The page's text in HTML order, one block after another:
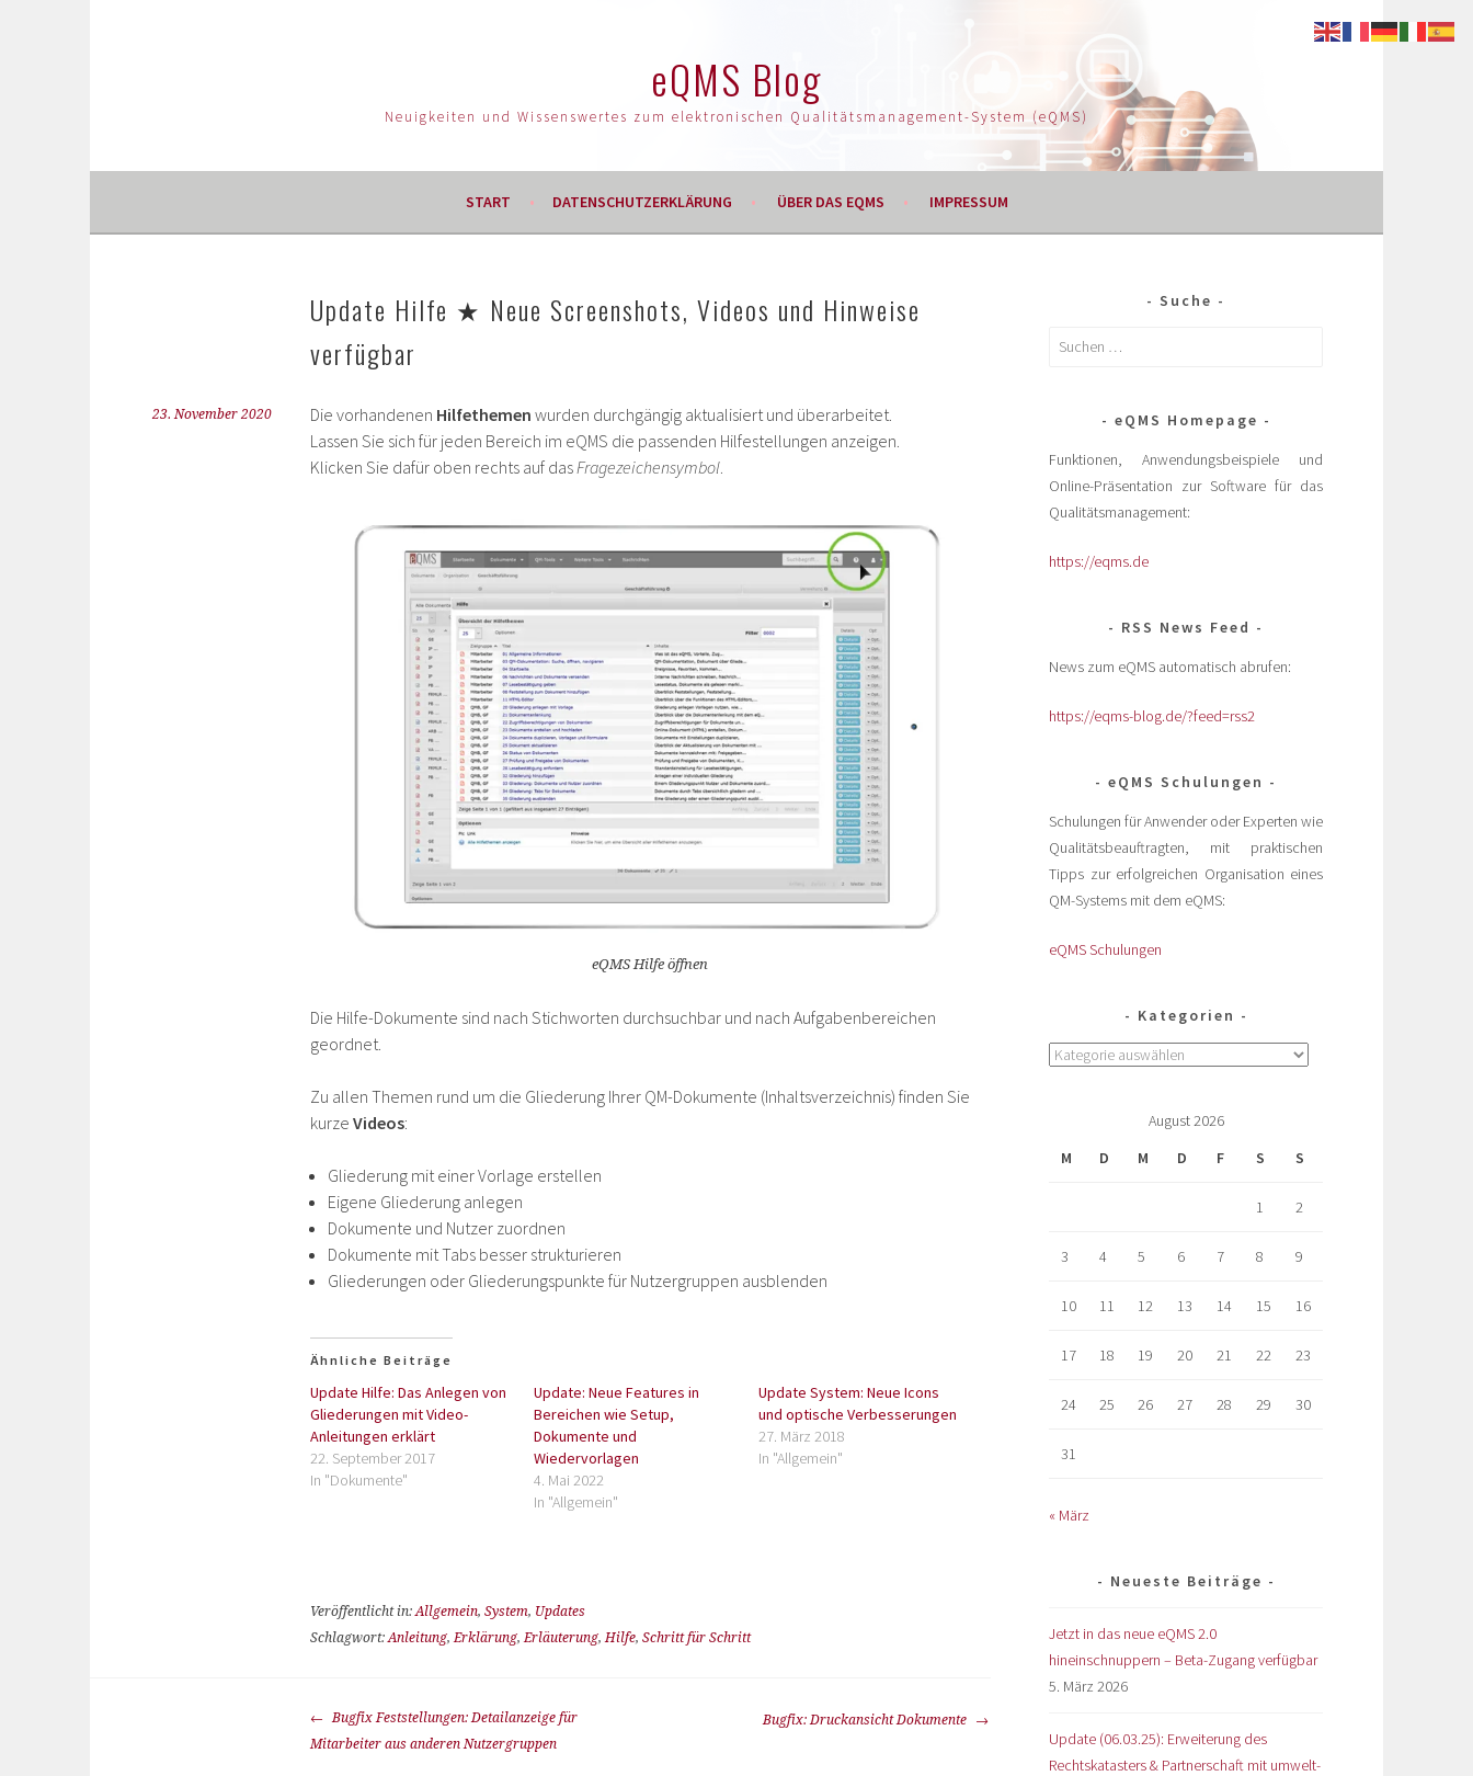
eQMS Blog
Neuigkeiten und Wissenswertes zum elektronischen Qualitätsmanagement-System (eQMS)
START DATENSCHUTZERKLÄRUNG ÜBER DAS EQMS IMPRESSUM
Update Hilfe ★ Neue Screenshots, Videos und Hinweise
verfügbar
23. November 2020 Die vorhandenen Hilfethemen wurden durchgängig aktualisiert und überarbeitet.
Lassen Sie sich für jeden Bereich im eQMS die passenden Hilfestellungen anzeigen.
Klicken Sie dafür oben rechts auf dasFragezeichensymbol.
eQMS Hilfe öffnen
Die Hilfe-Dokumente sind nach Stichworten durchsuchbar und nach Aufgabenbereichen
geordnet.
Zu allen Themen rund um die Gliederung Ihrer QM-Dokumente (Inhaltsverzeichnis) finden Sie
kurze Videos:
Gliederung mit einer Vorlage erstellen
Eigene Gliederung anlegen
Dokumente und Nutzer zuordnen
Dokumente mit Tabs besser strukturieren
Gliederungen oder Gliederungspunkte für Nutzergruppen ausblenden
Ähnliche Beiträge
Update Hilfe: Das Anlegen von
Gliederungen mit Video-
Anleitungen erklärt
22. September 2017
In "Dokumente"
Update: Neue Features in
Bereichen wie Setup,
Dokumente und
Wiedervorlagen
4. Mai 2022
In "Allgemein"
Update System: Neue Icons
und optische Verbesserungen
27. März 2018
In "Allgemein"
Veröffentlicht in:Allgemein, System, Updates
Schlagwort:Anleitung,Erklärung,Erläuterung,Hilfe, Schritt für Schritt
Bugfix Feststellungen: Detailanzeige für
Mitarbeiter aus anderen Nutzergruppen
Bugfix: Druckansicht Dokumente
Suche
eQMS Homepage
Funktionen, Anwendungsbeispiele und
Online-Präsentation zur Software für das
Qualitätsmanagement:
https://eqms.de
RSS News Feed
News zum eQMS automatisch abrufen:
https://eqms-blog.de/?feed=rss2
eQMS Schulungen
Schulungen für Anwender oder Experten wie
Qualitätsbeauftragten, mit praktischen
Tipps zur erfolgreichen Organisation eines
QM-Systems mit dem eQMS:
eQMS Schulungen
Kategorien
August 2026
M
D M D F S S
1 2
3 4 5 6 7 8 9
10 11 12 13 14 15 16
17 18 19 20 21 22 23
24 25 26 27 28 29 30
31
« März
Neueste Beiträge
Jetzt in das neue eQMS 2.0
hineinschnuppern – Beta-Zugang verfügbar
5. März 2026
Update (06.03.25): Erweiterung des
Rechtskatasters & Partnerschaft mit umwelt-